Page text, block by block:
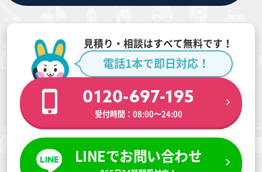
見積り・相談はすべて無料です！
電話1本で即日対応！
0120-697-195
受付時間：08:00〜24:00
LINEでお問い合わせ